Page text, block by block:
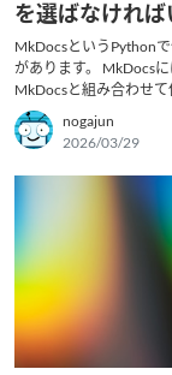
を選ばなければ
MkDocsというPython
があります。 MkDocs
MkDocsと組み合わせ
nogajun
2026/03/29